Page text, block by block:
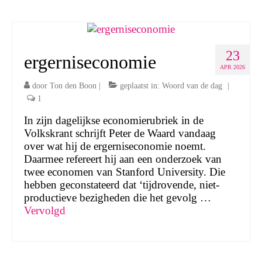
23
APR 2026
ergerniseconomie
door Ton den Boon geplaatst in: Woord van de dag
1
In zijn dagelijkse economierubriek in de
Volkskrant schrijft Peter de Waard vandaag
over wat hij de ergerniseconomie noemt.
Daarmee refereert hij aan een onderzoek van
twee economen van Stanford University. Die
hebben geconstateerd dat ‘tijdrovende, niet-
productieve bezigheden die het gevolg …
Vervolgd